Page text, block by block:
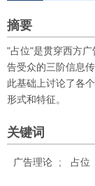
摘要
"占位"是贯穿西方
告受众的三阶信息
此基础上讨论了各
形式和特征。
关键词
广告理论 ; 占位